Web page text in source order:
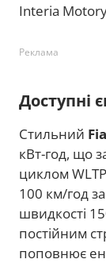
Interia
Реклама
Доступні
Стильний
кВт-год, що
циклом
100 км/год
швидкості
постійним
поповнює